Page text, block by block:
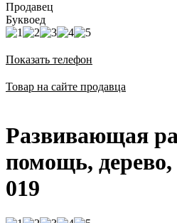
Продавец
Буквоед
Показать телефон
Товар на сайте продавца
Развивающая
помощь,
019